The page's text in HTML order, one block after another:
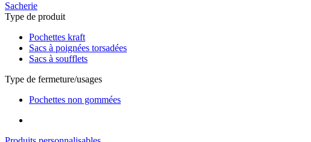
Sacherie
Type de produit
Pochettes kraft
Sacs à poignées torsadées
Sacs à soufflets
Type de fermeture/usages
Pochettes non gommées